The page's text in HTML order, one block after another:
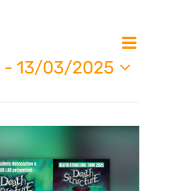
de
Liste
- 13/03/2025